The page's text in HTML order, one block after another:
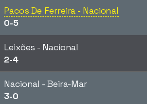
Pacos De Ferreira - Nacional
0-5
Leixões - Nacional
2-4
Nacional - Beira-Mar
3-0